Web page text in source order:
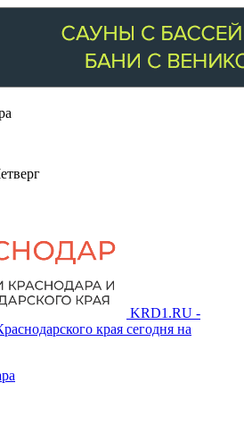
KRD1.RU -
края сегодня на